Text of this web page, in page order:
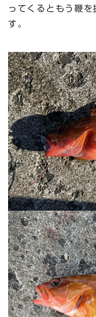
ってくるともう鞭
す。